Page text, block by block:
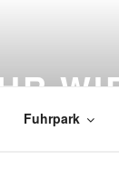
Fuhrpark